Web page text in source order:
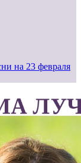
на 23 февраля